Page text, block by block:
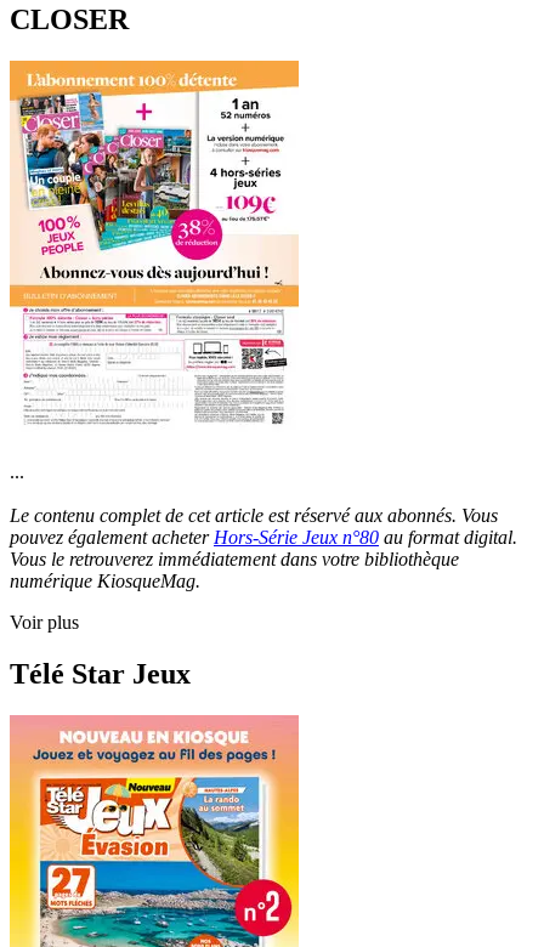
CLOSER
...
Le contenu complet de cet article est réservé aux abonnés. Vous
pouvez également acheter Hors-Série Jeux n°80 au format digital.
Vous le retrouverez immédiatement dans votre bibliothèque
numérique KiosqueMag.
Voir plus
Télé Star Jeux